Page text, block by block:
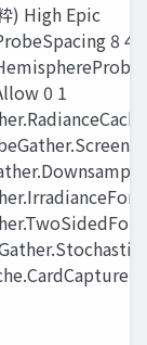
) High Epic
8 4
0 1